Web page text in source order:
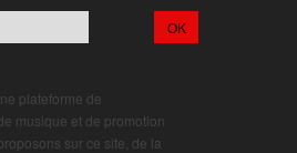
plateforme de
musique et de promotion
sur ce site, de la